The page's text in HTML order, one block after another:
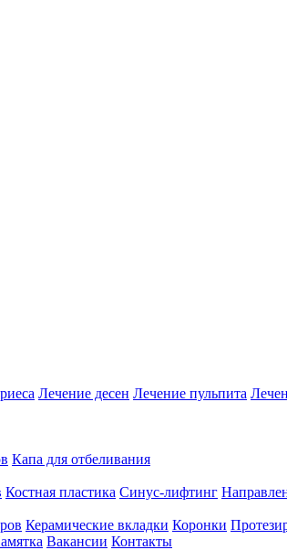
Лечение десен Лечение пульпита
Капа для отбеливания
Костная пластика Синус-лифтинг
Керамические вкладки Коронки
Вакансии Контакты